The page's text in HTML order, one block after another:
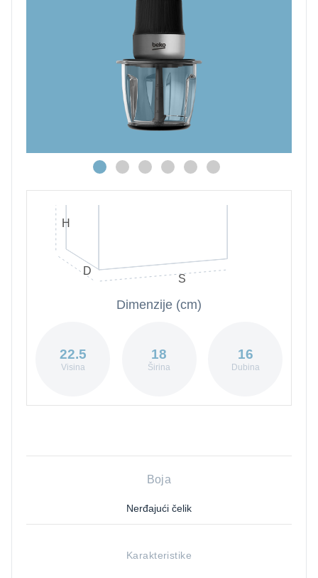
H
D
S
Dimenzije (cm)
22.5
Visina
18
Širina
16
Dubina
Boja
Nerđajući čelik
Karakteristike